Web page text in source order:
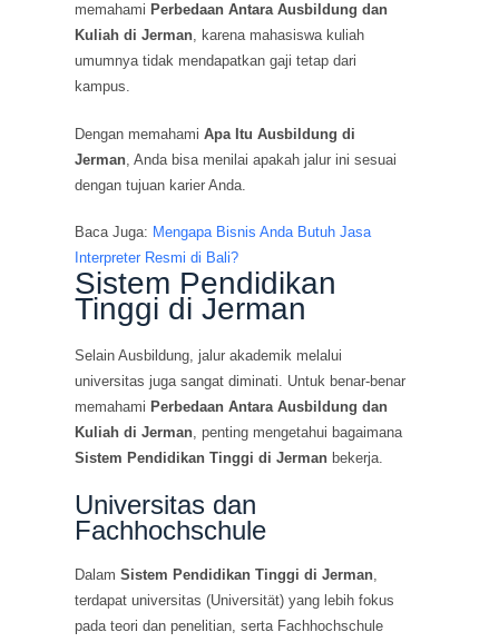
memahami Perbedaan Antara Ausbildung dan
Kuliah di Jerman, karena mahasiswa kuliah
umumnya tidak mendapatkan gaji tetap dari
kampus.
Dengan memahamiApa Itu Ausbildung di
Jerman , Anda bisa menilai apakah jalur ini sesuai
dengan tujuan karier Anda.
Baca Juga: Mengapa Bisnis Anda Butuh Jasa
Interpreter Resmi di Bali?
Sistem Pendidikan
Tinggi di Jerman
Selain Ausbildung, jalur akademik melalui
universitas juga sangat diminati. Untuk benar-benar
memahami Perbedaan Antara Ausbildung dan
Kuliah di Jerman , penting mengetahui bagaimana
Sistem Pendidikan Tinggi di Jerman bekerja.
Universitas dan
Fachhochschule
DalamSistem Pendidikan Tinggi di Jerman,
terdapat universitas (Universität) yang lebih fokus
pada teori dan penelitian, serta Fachhochschule